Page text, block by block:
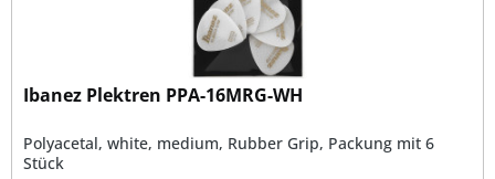
Ibanez Plektren PPA-16MRG-WH
Polyacetal, white, medium, Rubber Grip, Packung mit 6
Stück